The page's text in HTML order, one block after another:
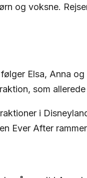
og voksne.
Elsa, Anna
som
i
Ever After